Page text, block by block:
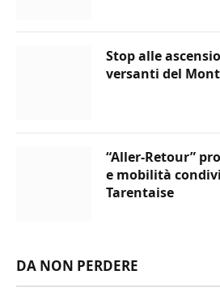
Stop alle
versanti del
“Aller-Retour”
e mobilità
Tarentaise
DA NON PERDERE